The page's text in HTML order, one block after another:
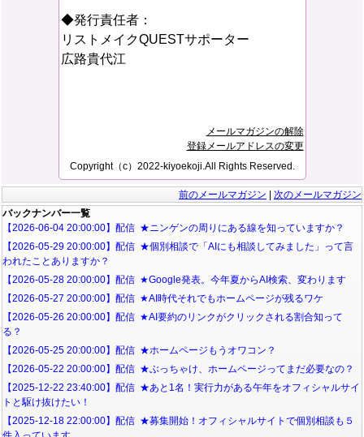
◆発行責任者：
リストメイクQUESTサポーター
広路貴代江
メールマガジンの解除
登録メールアドレスの変更
Copyright（c）2022-kiyoekoji.All Rights Reserved.
前のメールマガジン
次のメールマガジン
バックナンバー一覧
【2026-06-04 20:00:00】配信 ★ニンゲンの周りにある線を知っていますか？
【2026-05-29 20:00:00】配信 ★個別相談で「AIにも相談してみました」って言
われたことありますか？
【2026-05-28 20:00:00】配信 ★Google発表。今年夏からAI検索、変わります
【2026-05-27 20:00:00】配信 ★AI時代それでもホームページが残るワケ
【2026-05-26 20:00:00】配信 ★AI要約のリンクがクリックされる割合知って
る？
【2026-05-25 20:00:00】配信 ★ホームページもうオワコン？
【2026-05-22 20:00:00】配信 ★ぶっちゃけ、ホームページってまだ必要なの？
【2025-12-22 23:40:00】配信 ★あと1名！実行力がある午年をオフィシャルサイ
トと駆け抜けたい！
【2025-12-18 22:00:00】配信 ★募集開始！オフィシャルサイトで個別相談も５